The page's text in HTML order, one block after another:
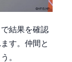
結果を確認
す。仲間と
。